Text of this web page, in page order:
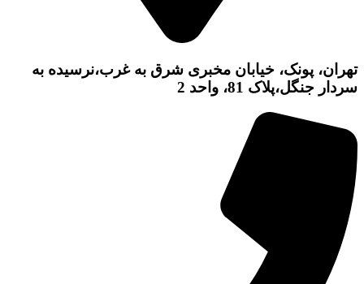
تهران، پونک، خیابان مخبری شرق به غرب،نرسیده به
سردار جنگل،پلاک 81، واحد 2